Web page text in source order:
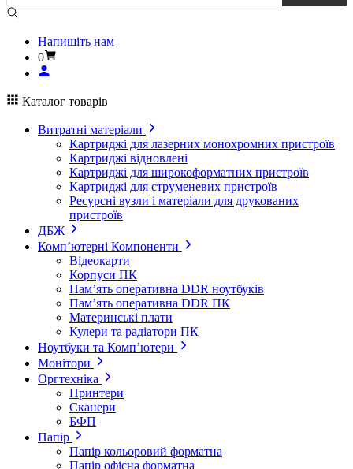
Напишіть нам
0
Каталог товарів
Витратні матеріали
Картриджі для лазерних монохромних пристроїв
Картриджі відновлені
Картриджі для широкоформатних пристроїв
Картриджі для струменевих пристроїв
Ресурсні вузли і матеріали для друкованих
пристроїв
ДБЖ
Комп’ютерні Компоненти
Відеокарти
Корпуси ПК
Пам’ять оперативна DDR ноутбуків
Пам’ять оперативна DDR ПК
Материнські плати
Кулери та радіатори ПК
Ноутбуки та Комп’ютери
Монітори
Оргтехніка
Принтери
Сканери
БФП
Папір
Папір кольоровий форматна
Папір офісна форматна